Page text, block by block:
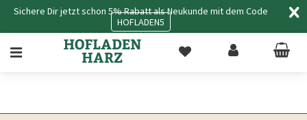
Sichere Dir jetzt schon 5% Rabatt als Neukunde mit dem Code
HOFLADEN5